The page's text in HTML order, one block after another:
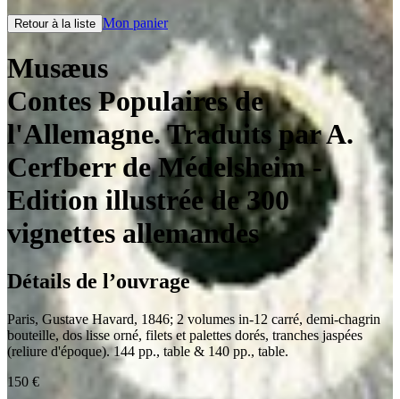
Retour à la liste Mon panier
Musæus
Contes Populaires de
l'Allemagne. Traduits par A.
Cerfberr de Médelsheim -
Edition illustrée de 300
vignettes allemandes
Détails de l’ouvrage
Paris, Gustave Havard, 1846; 2 volumes in-12 carré, demi-chagrin
bouteille, dos lisse orné, filets et palettes dorés, tranches jaspées
(reliure d'époque). 144 pp., table & 140 pp., table.
150 €